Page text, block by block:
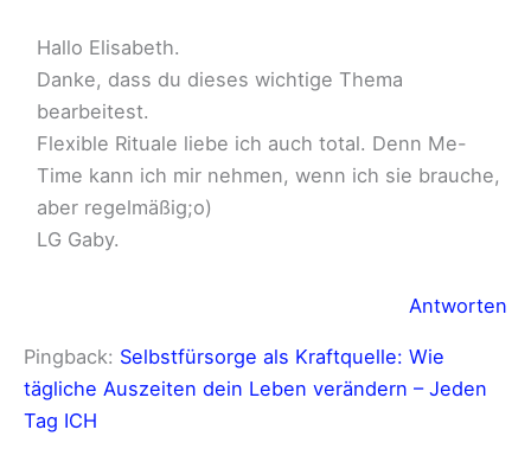
Hallo Elisabeth.
Danke, dass du dieses wichtige Thema
bearbeitest.
Flexible Rituale liebe ich auch total. Denn Me-
Time kann ich mir nehmen, wenn ich sie brauche,
aber regelmäßig;o)
LG Gaby.
Antworten
Pingback: Selbstfürsorge als Kraftquelle: Wie
tägliche Auszeiten dein Leben verändern – Jeden
Tag ICH